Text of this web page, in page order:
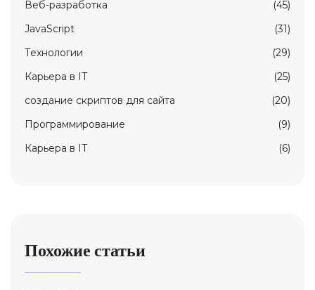
Веб-разработка
(45)
JavaScript
(31)
Технологии
(29)
Карьерa в IT
(25)
создание скриптов для сайта
(20)
Программирование
(9)
Карьера в IT
(6)
Похожие статьи